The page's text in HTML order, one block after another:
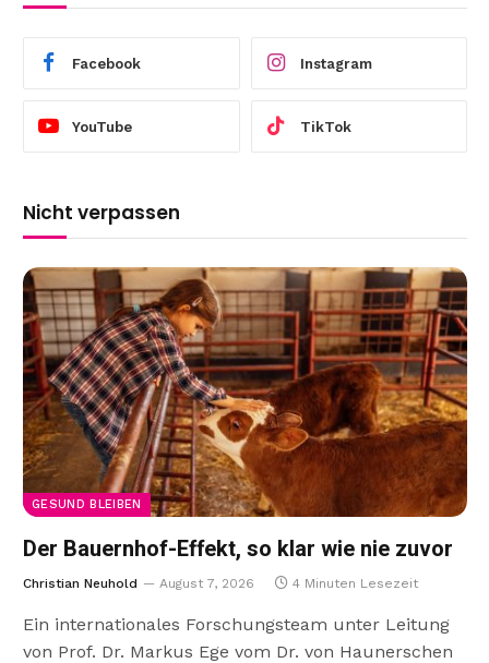
Facebook Instagram
YouTube TikTok
Nicht verpassen
GESUND BLEIBEN
Der Bauernhof-Effekt, so klar wie nie zuvor
Christian Neuhold August 7, 2026 4 Minuten Lesezeit
Ein internationales Forschungsteam unter Leitung
von Prof. Dr. Markus Ege vom Dr. von Haunerschen